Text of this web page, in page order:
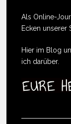
Als Online-
Ecken unserer
Hier im Blog
ich darüber.